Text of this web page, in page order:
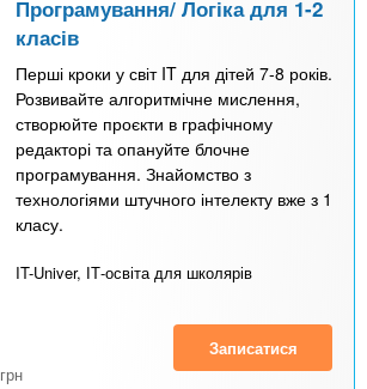
Програмування/ Логіка для 1-2
класів
Перші кроки у світ IT для дітей 7-8 років.
Розвивайте алгоритмічне мислення,
створюйте проєкти в графічному
редакторі та опануйте блочне
програмування. Знайомство з
технологіями штучного інтелекту вже з 1
класу.
IT-Univer, ІТ-освіта для школярів
грн
Записатися